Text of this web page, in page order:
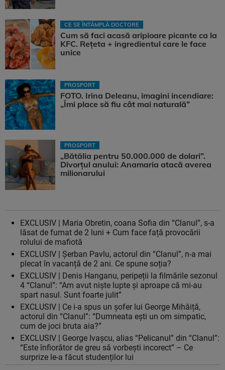
CE SE ÎNTÂMPLĂ DOCTORE
Cum să faci acasă aripioare picante ca la
KFC. Rețeta + ingredientul care le face
unice
PROSPORT
FOTO. Irina Deleanu, imagini incendiare:
„Îmi place să fiu cât mai naturală”
PROSPORT
„Bătălia pentru 50.000.000 de dolari”.
Divorțul anului: Anamaria atacă averea
milionarului
EXCLUSIV | Maria Obretin, coana Sofia din “Clanul”, s-a
lăsat de fumat de 2 luni + Cum face față provocării
rolului de mafiotă
EXCLUSIV | Șerban Pavlu, actorul din “Clanul”, n-a mai
plecat în vacanță de 2 ani. Ce spune soția?
EXCLUSIV | Denis Hanganu, peripeții la filmările sezonul
4 “Clanul”: “Am avut niște lupte și aproape că mi-au
spart nasul. Sunt foarte julit”
EXCLUSIV | Ce i-a spus un șofer lui George Mihăiță,
actorul din “Clanul”: “Dumneata ești un om simpatic,
cum de joci bruta aia?”
EXCLUSIV | George Ivașcu, alias “Pelicanul” din “Clanul”:
“Este înfiorător de greu să vorbești incorect” – Ce
surprize le-a făcut studenților lui